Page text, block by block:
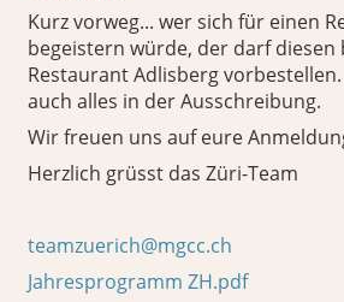
Kurz vorweg... wer sich für einen
begeistern würde, der darf
Restaurant Adlisberg
auch alles in der Ausschreibung.
Wir freuen uns auf eure
Herzlich grüsst das Züri-Team
teamzuerich@mgcc.ch
Jahresprogramm ZH.pdf